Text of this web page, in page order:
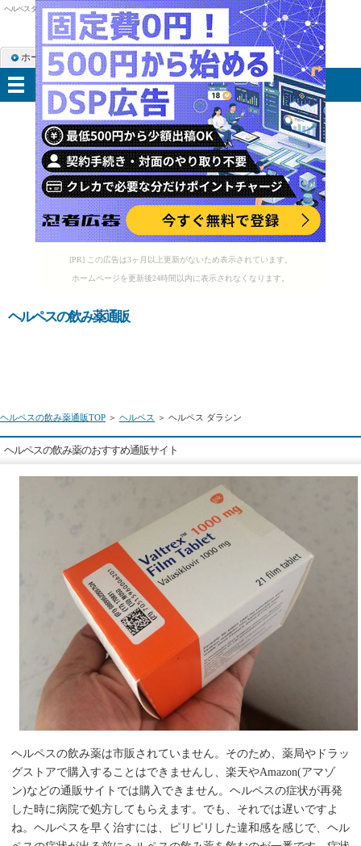
[PR] この広告は3ヶ月以上更新がないため表示されています。
ホームページを更新後24時間以内に表示されなくなります。
ヘルペス ダラシン
ヘルペスの飲み薬通販
ヘルペスの飲み薬通販TOP ＞ ヘルペス ＞ ヘルペス ダラシン
ヘルペスの飲み薬のおすすめ通販サイト
ヘルペスの飲み薬は市販されていません。そのため、薬局やドラッ
グストアで購入することはできませんし、楽天やAmazon(アマゾ
ン)などの通販サイトでは購入できません。ヘルペスの症状が再発
した時に病院で処方してもらえます。でも、それでは遅いですよ
ね。ヘルペスを早く治すには、ピリピリした違和感を感じで、ヘル
ホーム RSS購読 サイトマップ
メニュー